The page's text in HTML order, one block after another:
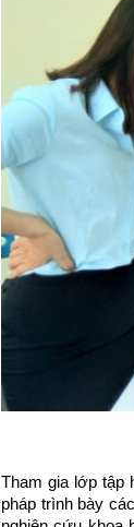
Tham gia lớp tập
pháp trình bày